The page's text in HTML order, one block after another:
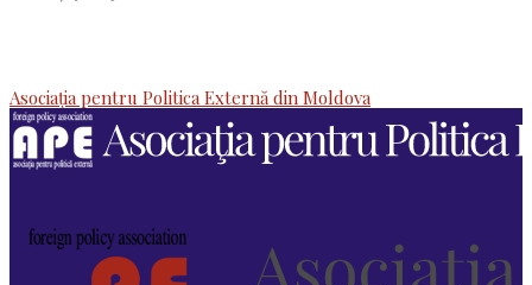
Asociaţia pentru Politica Externă din Moldova